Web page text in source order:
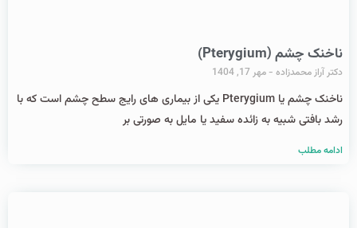
ناخنک چشم (Pterygium)
دکتر آراز محمدزاده مهر 17, 1404
ناخنک چشم یا Pterygium یکی از بیماری‌ های رایج سطح چشم است که با
رشد بافتی شبیه به زائده سفید یا مایل به صورتی بر
ادامه مطلب